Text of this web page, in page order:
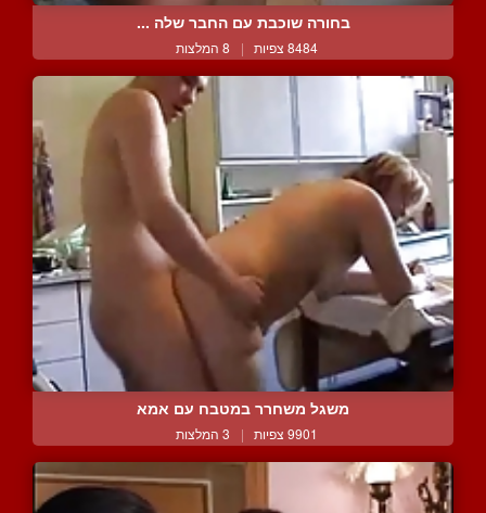
בחורה שוכבת עם החבר שלה ...
8484 צפיות | 8 המלצות
משגל משחרר במטבח עם אמא
9901 צפיות | 3 המלצות